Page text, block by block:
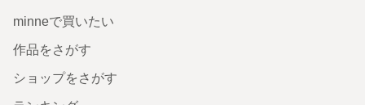
minneで買いたい
作品をさがす
ショップをさがす